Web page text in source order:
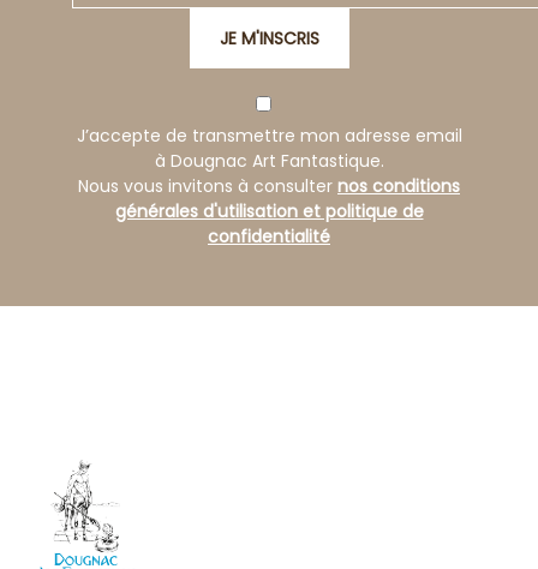
JE M'INSCRIS
J’accepte de transmettre mon adresse email
à Dougnac Art Fantastique.
Nous vous invitons à consulter nos conditions
générales d'utilisation et politique de
confidentialité